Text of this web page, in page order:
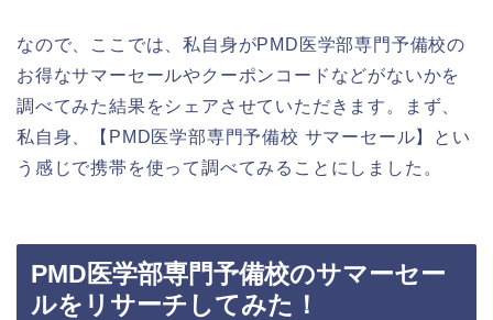
なので、ここでは、私自身がPMD医学部専門予備校の
お得なサマーセールやクーポンコードなどがないかを
調べてみた結果をシェアさせていただきます。まず、
私自身、【PMD医学部専門予備校 サマーセール】とい
う感じで携帯を使って調べてみることにしました。
PMD医学部専門予備校のサマーセー
ルをリサーチしてみた！